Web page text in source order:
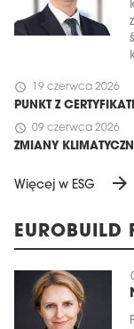
schedule 19 czerwca 2026
PUNKT Z
schedule 09 czerwca 2026
ZMIANY
Więcej w ESG arrow_forward
EUROBUILD